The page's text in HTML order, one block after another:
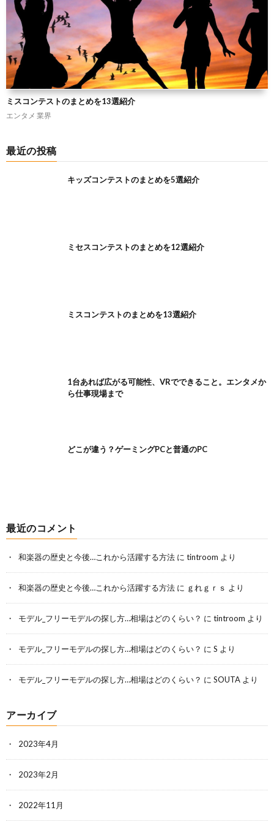
ミスコンテストのまとめを13選紹介
エンタメ 業界
最近の投稿
キッズコンテストのまとめを5選紹介
ミセスコンテストのまとめを12選紹介
ミスコンテストのまとめを13選紹介
1台あれば広がる可能性、VRでできること。エンタメか
ら仕事現場まで
どこが違う？ゲーミングPCと普通のPC
最近のコメント
和楽器の歴史と今後…これから活躍する方法 に tintroom より
和楽器の歴史と今後…これから活躍する方法 に ｇれｇｒｓ より
モデル_フリーモデルの探し方…相場はどのくらい？ に tintroom より
モデル_フリーモデルの探し方…相場はどのくらい？ に S より
モデル_フリーモデルの探し方…相場はどのくらい？ に SOUTA より
アーカイブ
2023年4月
2023年2月
2022年11月